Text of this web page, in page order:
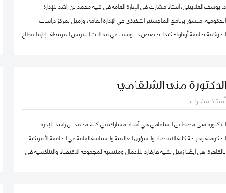
عاشت في الولايات المتحدة الأمريكية والهند وتايوان وألمانيا. البروفيسور ستيفنز عضو في
العديد من المجالس الاستشارية، وهي جزء من مجموعتي عمل حول أخلاقيات الذكاء
الاصطناعي في IEEE SA
د. يوسف الغلاييني، أستاذ مشارك في الإدارة العامة في كلية محمد بن راشد للإدارة
الحكومية، منسق برنامج الماجستير التنفيذي في الإدارة العامة، وزميل بمركز دراسات
الحوكمة بجامعة أوتاوا - كندا. تَخصص د. يوسف في مجالات التدريس المرتبطة بإدارة القطاع
برنامج إدارة الموارد البشرية في كلية إدارة الأعمال في الكلية الأسترالية في دولة الكويت. قبل
ذلك، عمل كمستشار للحكومة الاتحادية في كندا في عدد من المشاريع المرتبطة بالتطوير
للحكومة الاتحادية بما في ذلك مجالات التفكير الاستراتيجي والإدارة القائمة على النتائج تحت
بند تنفيذ البرامج الحكومية والسياسات العامة.
الدكتورة منى الشلقامي
أستاذ مشارك
الدكتورة منى مصطفى الشلقامي هي أستاذ مشارك في كلية محمد بن راشد للإدارة
الحكومية وخريجة كلية الاقتصاد والشؤون العالمية والسياسة العامة في الجامعة الأمريكية
بالقاهرة. هي أيضًا زميل لكلية هارفارد للأعمال ومنتسبة لمجموعة الاقتصاد والتنافسية في